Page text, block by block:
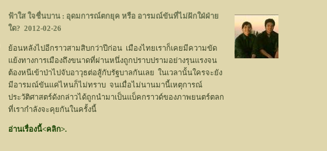
ฟ้าใส ใจชื่นบาน : อุดมการณ์ตกยุค หรือ อารมณ์ขันที่ไม่ฝักใฝ่ฝ่าย
ใด? 2012-02-26
ย้อนหลังไปอีกราวสามสิบกว่าปีก่อน เมืองไทยเราก็เคยมีความขัด
แย้งทางการเมืองถึงขนาดที่ผ่านหนึ่งถูกปราบปรามอย่างรุนแรงจน
ต้องหนีเข้าป่าไปจับอาวุธต่อสู้กับรัฐบาลกันเลย ในเวลานั้นใครจะยัง
มีอารมณ์ขันแค่ไหนก็ไม่ทราบ จนเมื่อไม่นานมานี้เหตุการณ์
ประวัติศาสตร์ดังกล่าวได้ถูกนำมาเป็นแบ็คกราวด์ของภาพยนตร์ตลก
ที่เรากำลังจะคุยกันในครั้งนี้
อ่านเรื่องนี้<คลิก>.